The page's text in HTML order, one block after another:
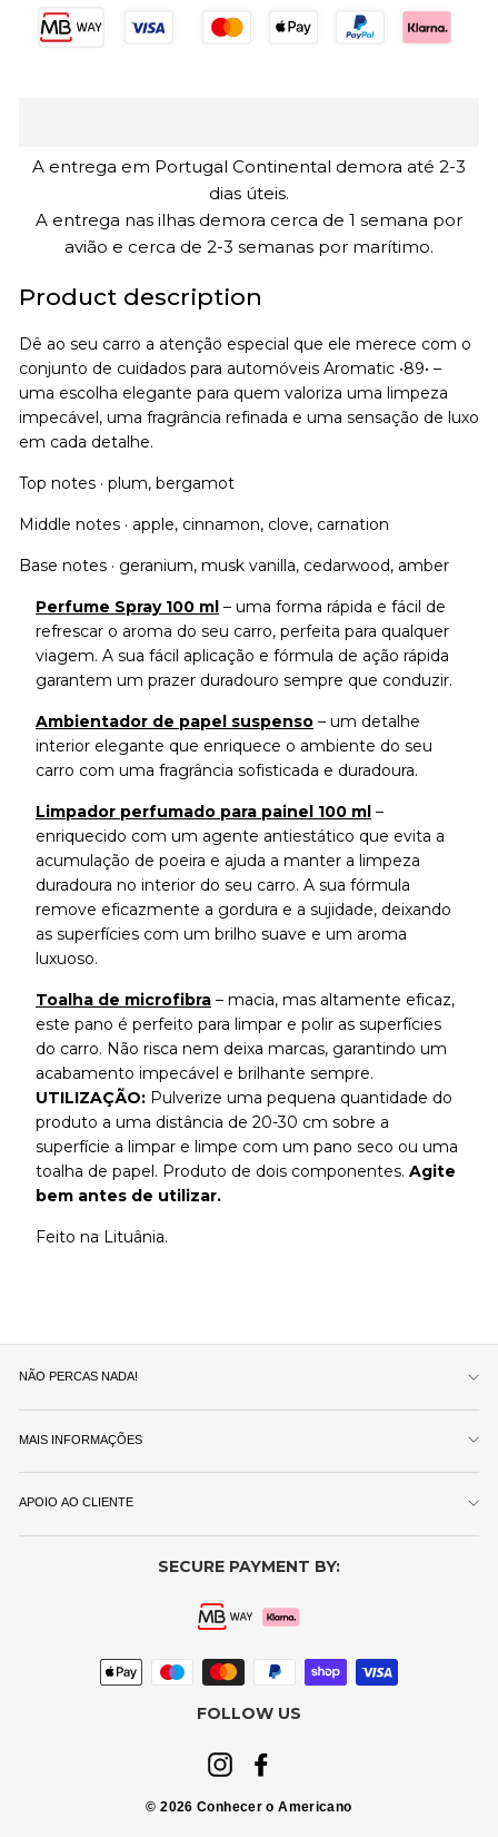
A entrega em Portugal Continental demora até 2-3
dias úteis.
A entrega nas ilhas demora cerca de 1 semana por
avião e cerca de 2-3 semanas por marítimo.
Product description
Dê ao seu carro a atenção especial que ele merece com o
conjunto de cuidados para automóveis Aromatic •89• –
uma escolha elegante para quem valoriza uma limpeza
impecável, uma fragrância refinada e uma sensação de luxo
em cada detalhe.
Top notes · plum, bergamot
Middle notes · apple, cinnamon, clove, carnation
Base notes · geranium, musk vanilla, cedarwood, amber
Perfume Spray 100 ml – uma forma rápida e fácil de
refrescar o aroma do seu carro, perfeita para qualquer
viagem. A sua fácil aplicação e fórmula de ação rápida
garantem um prazer duradouro sempre que conduzir.
Ambientador de papel suspenso – um detalhe
interior elegante que enriquece o ambiente do seu
carro com uma fragrância sofisticada e duradoura.
Limpador perfumado para painel 100 ml –
enriquecido com um agente antiestático que evita a
acumulação de poeira e ajuda a manter a limpeza
duradoura no interior do seu carro. A sua fórmula
remove eficazmente a gordura e a sujidade, deixando
as superfícies com um brilho suave e um aroma
luxuoso.
Toalha de microfibra – macia, mas altamente eficaz,
este pano é perfeito para limpar e polir as superfícies
do carro. Não risca nem deixa marcas, garantindo um
acabamento impecável e brilhante sempre.
UTILIZAÇÃO: Pulverize uma pequena quantidade do
produto a uma distância de 20-30 cm sobre a
superfície a limpar e limpe com um pano seco ou uma
toalha de papel. Produto de dois componentes. Agite
bem antes de utilizar.
Feito na Lituânia.
NÃO PERCAS NADA!
MAIS INFORMAÇÕES
APOIO AO CLIENTE
SECURE PAYMENT BY:
FOLLOW US
Instagram
© 2026 Conhecer o Americano